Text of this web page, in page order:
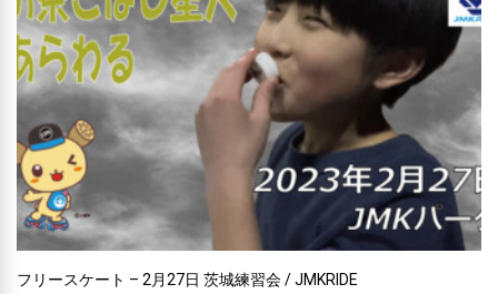
フリースケート – 2月27日 茨城練習会 / JMKRIDE